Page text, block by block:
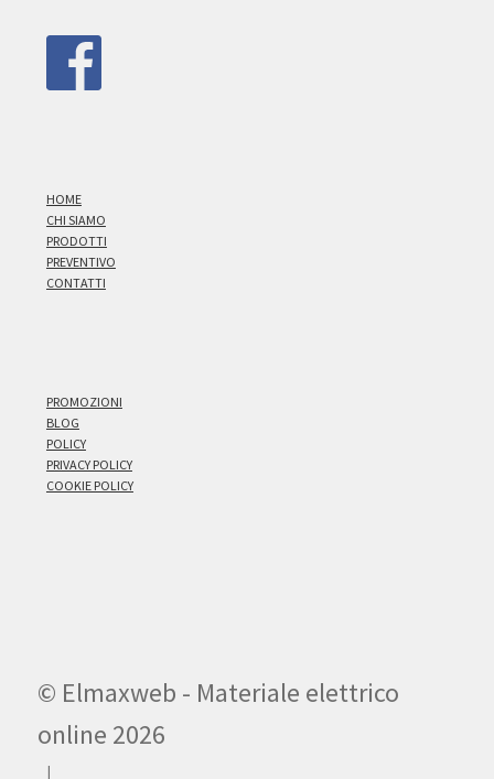
HOME
CHI SIAMO
PRODOTTI
PREVENTIVO
CONTATTI
PROMOZIONI
BLOG
POLICY
PRIVACY POLICY
COOKIE POLICY
© Elmaxweb - Materiale elettrico
online 2026